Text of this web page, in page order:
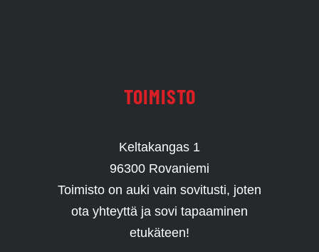
TOIMISTO
Keltakangas 1
96300 Rovaniemi
Toimisto on auki vain sovitusti, joten
ota yhteyttä ja sovi tapaaminen
etukäteen!